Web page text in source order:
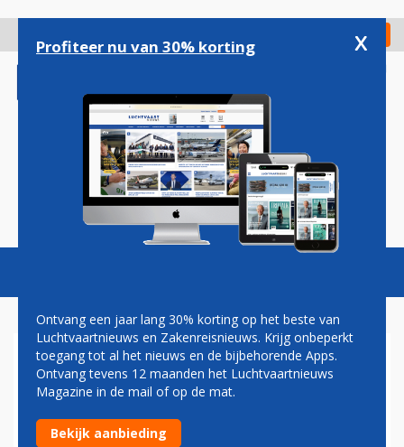
gaan
Check in
Magazine Podcasts Vacatures
EASYJET VREEST VOOR
FINANCIËLE GEVOLGEN VAN
EEN BREXIT
Profiteer nu van 30% korting x
Ontvang een jaar lang 30% korting op het beste van
Luchtvaartnieuws en Zakenreisnieuws. Krijg onbeperkt
toegang tot al het nieuws en de bijbehorende Apps.
Ontvang tevens 12 maanden het Luchtvaartnieuws
Magazine in de mail of op de mat.
Bekijk aanbieding